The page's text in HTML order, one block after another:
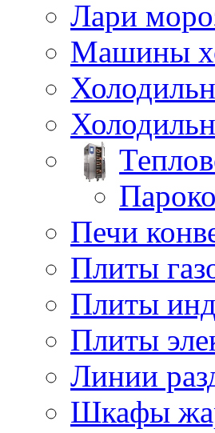
Лари
Машины
Печи
Плиты
Плиты
Плиты
Линии
Шкафы